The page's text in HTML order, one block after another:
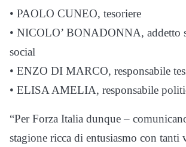
• PAOLO CUNEO, tesoriere
• NICOLO’ BONADONNA, addetto
social
• ENZO DI MARCO, responsabile
• ELISA AMELIA, responsabile
“Per Forza Italia dunque –
stagione ricca di entusiasmo con